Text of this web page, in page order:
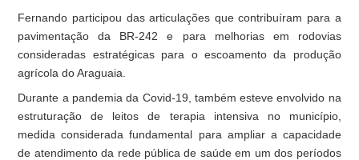
Fernando participou das articulações que contribuíram para a
pavimentação da BR-242 e para melhorias em rodovias
consideradas estratégicas para o escoamento da produção
agrícola do Araguaia.
Durante a pandemia da Covid-19, também esteve envolvido na
estruturação de leitos de terapia intensiva no município,
medida considerada fundamental para ampliar a capacidade
de atendimento da rede pública de saúde em um dos períodos